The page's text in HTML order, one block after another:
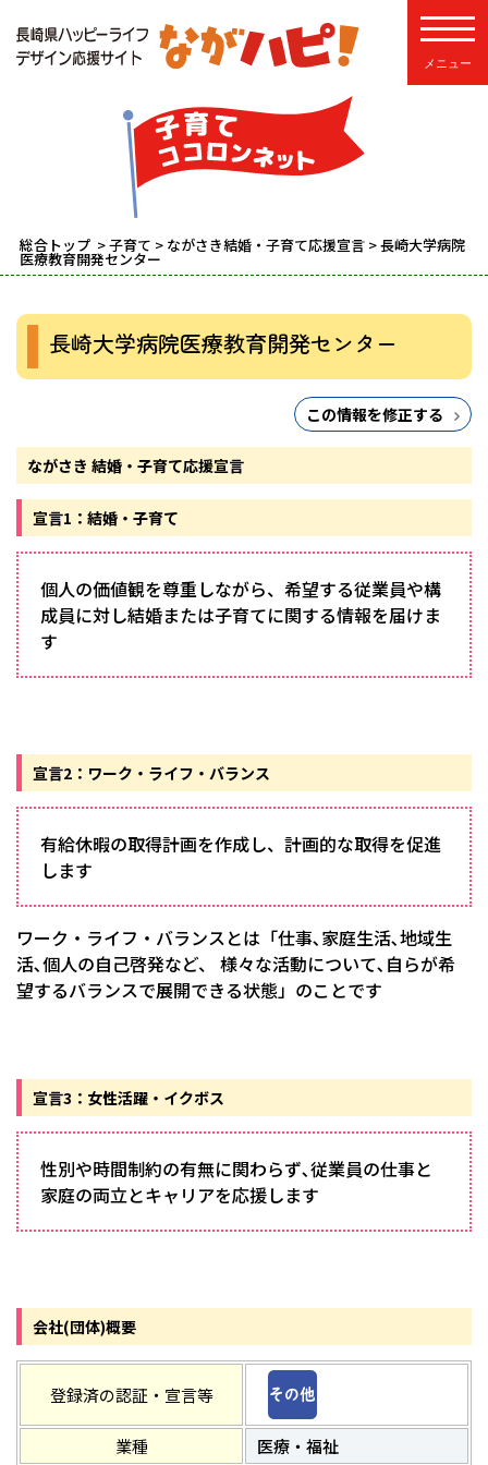
総合トップ >子育て > ながさき結婚・子育て応援宣言 > 長崎大学病院
医療教育開発センター
長崎大学病院医療教育開発センター
この情報を修正する
ながさき 結婚・子育て応援宣言
宣言1：結婚・子育て
個人の価値観を尊重しながら、希望する従業員や構
成員に対し結婚または子育てに関する情報を届けま
す
宣言2：ワーク・ライフ・バランス
有給休暇の取得計画を作成し、計画的な取得を促進
します
ワーク・ライフ・バランスとは「仕事､家庭生活､地域生
活､個人の自己啓発など、 様々な活動について､自らが希
望するバランスで展開できる状態」のことです
宣言3：女性活躍・イクボス
性別や時間制約の有無に関わらず､従業員の仕事と
家庭の両立とキャリアを応援します
会社(団体)概要
登録済の認証・宣言等
業種 医療・福祉